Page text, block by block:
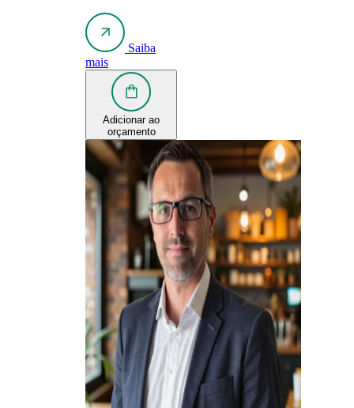
Saiba
mais
Adicionar ao
orçamento